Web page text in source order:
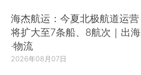
海杰航运：今夏北极航道运营
将扩大至7条船、8航次｜出海
·物流
2026年08月07日